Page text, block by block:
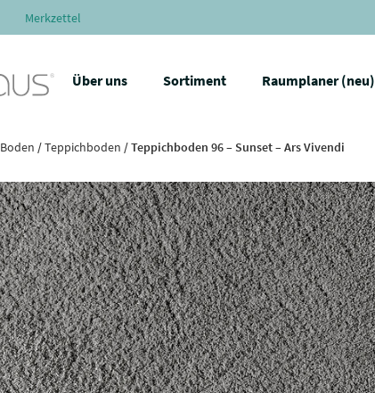
Merkzettel
Über uns Sortiment Raumplaner (neu)
Boden /Teppichboden / Teppichboden 96 – Sunset – Ars Vivendi